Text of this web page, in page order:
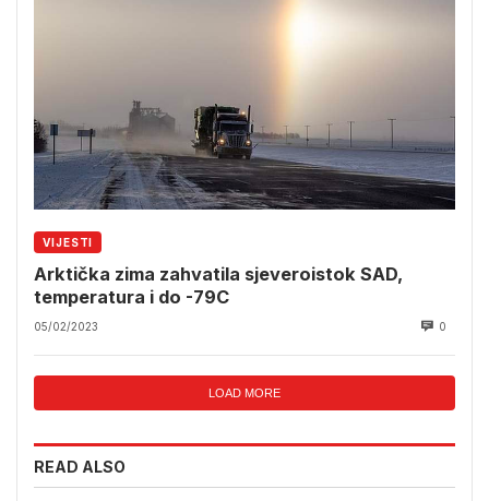
VIJESTI
Arktička zima zahvatila sjeveroistok SAD,
temperatura i do -79C
05/02/2023 0
LOAD MORE
READ ALSO